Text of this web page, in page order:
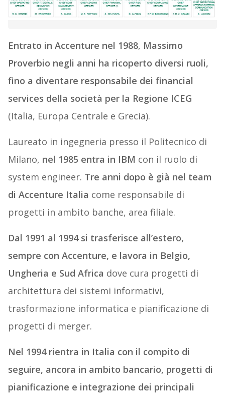
Entrato in Accenture nel 1988, Massimo
Proverbio negli anni ha ricoperto diversi ruoli,
fino a diventare responsabile dei financial
services della società per la Regione ICEG
(Italia, Europa Centrale e Grecia).
Laureato in ingegneria presso il Politecnico di
Milano, nel 1985 entra in IBM con il ruolo di
system engineer. Tre anni dopo è già nel team
di Accenture Italia come responsabile di
progetti in ambito banche, area filiale.
Dal 1991 al 1994 si trasferisce all’estero,
sempre con Accenture, e lavora in Belgio,
Ungheria e Sud Africa dove cura progetti di
architettura dei sistemi informativi,
trasformazione informatica e pianificazione di
progetti di merger.
Nel 1994 rientra in Italia con il compito di
seguire, ancora in ambito bancario, progetti di
pianificazione e integrazione dei principali